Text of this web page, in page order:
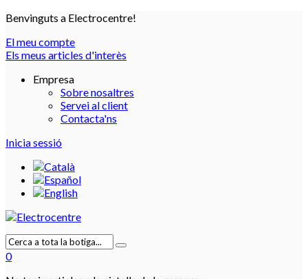
Benvinguts a Electrocentre!
El meu compte
Els meus articles d'interès
Empresa
Sobre nosaltres
Servei al client
Contacta'ns
Inicia sessió
0